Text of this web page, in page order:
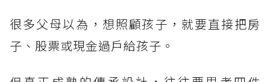
很多父母以為，想照顧孩子，就要直接把房
子、股票或現金過戶給孩子。